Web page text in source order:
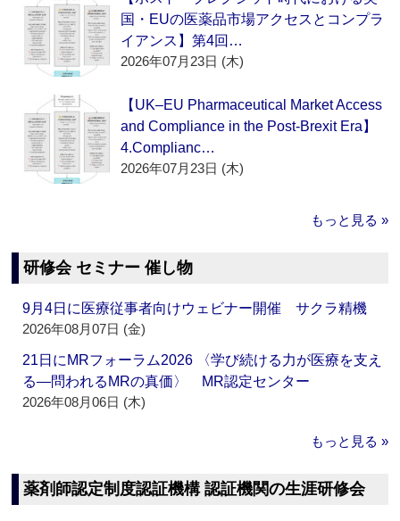
国・EUの医薬品市場アクセスとコンプラ
イアンス】第4回…
2026年07月23日 (木)
【UK–EU Pharmaceutical Market Access
and Compliance in the Post-Brexit Era】
4.Complianc…
2026年07月23日 (木)
もっと見る »
研修会 セミナー 催し物
9月4日に医療従事者向けウェビナー開催 サクラ精機
2026年08月07日 (金)
21日にMRフォーラム2026 〈学び続ける力が医療を支え
る―問われるMRの真価〉 MR認定センター
2026年08月06日 (木)
もっと見る »
薬剤師認定制度認証機構 認証機関の生涯研修会